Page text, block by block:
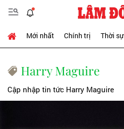
Mới nhất Chính trị Thời sự
Harry Maguire
Cập nhập tin tức Harry Maguire